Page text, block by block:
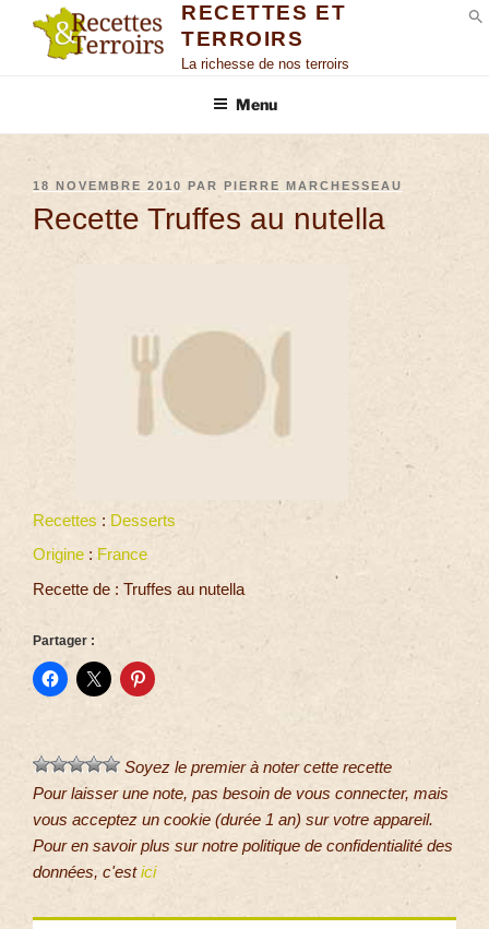
RECETTES ET
TERROIRS
La richesse de nos terroirs
Menu
18 NOVEMBRE 2010 PAR PIERRE MARCHESSEAU
Recette Truffes au nutella
Recettes : Desserts
Origine : France
Recette de : Truffes au nutella
Partager :
Soyez le premier à noter cette recette
Pour laisser une note, pas besoin de vous connecter, mais
vous acceptez un cookie (durée 1 an) sur votre appareil.
Pour en savoir plus sur notre politique de confidentialité des
données, c'estici